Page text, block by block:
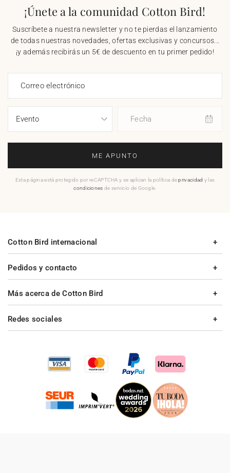
¡Únete a la comunidad Cotton Bird!
Suscríbete a nuestra newsletter y no te pierdas el lanzamiento
de todas nuestras novedades, ofertas exclusivas y concursos...
¡y además recibirás un 5€ de descuento en tu primer pedido!
Correo electrónico
Fecha
ME APUNTO
Esta página está protegido por reCAPTCHA y se aplican la política deprivacidad y las
condiciones de servicio de Google.
Pedidos y contacto
Más acerca de Cotton Bird
Cotton Bird internacional
Redes sociales